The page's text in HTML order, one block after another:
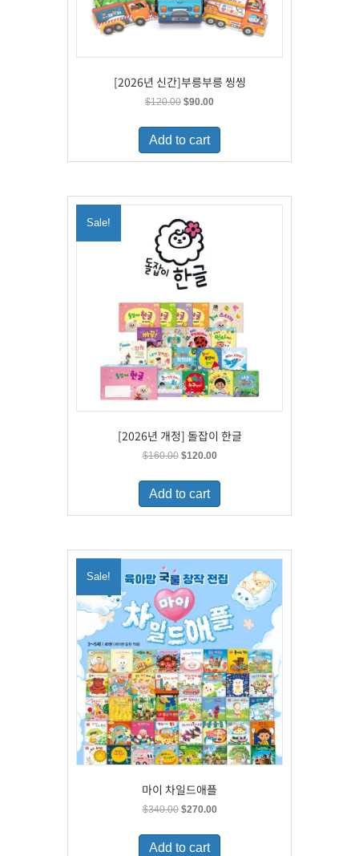
[2026년 신간]부릉부릉 씽씽
$120.00 Original
was:
$120.00.
$90.00Current
is:
Add to cart
Sale!
[2026년 개정] 돌잡이 한글
$160.00 Original
was:
$160.00.
$120.00Current
is:
Add to cart
Sale!
마이 차일드애플
$340.00 Original
was:
$340.00.
$270.00Current
is:
Add to cart